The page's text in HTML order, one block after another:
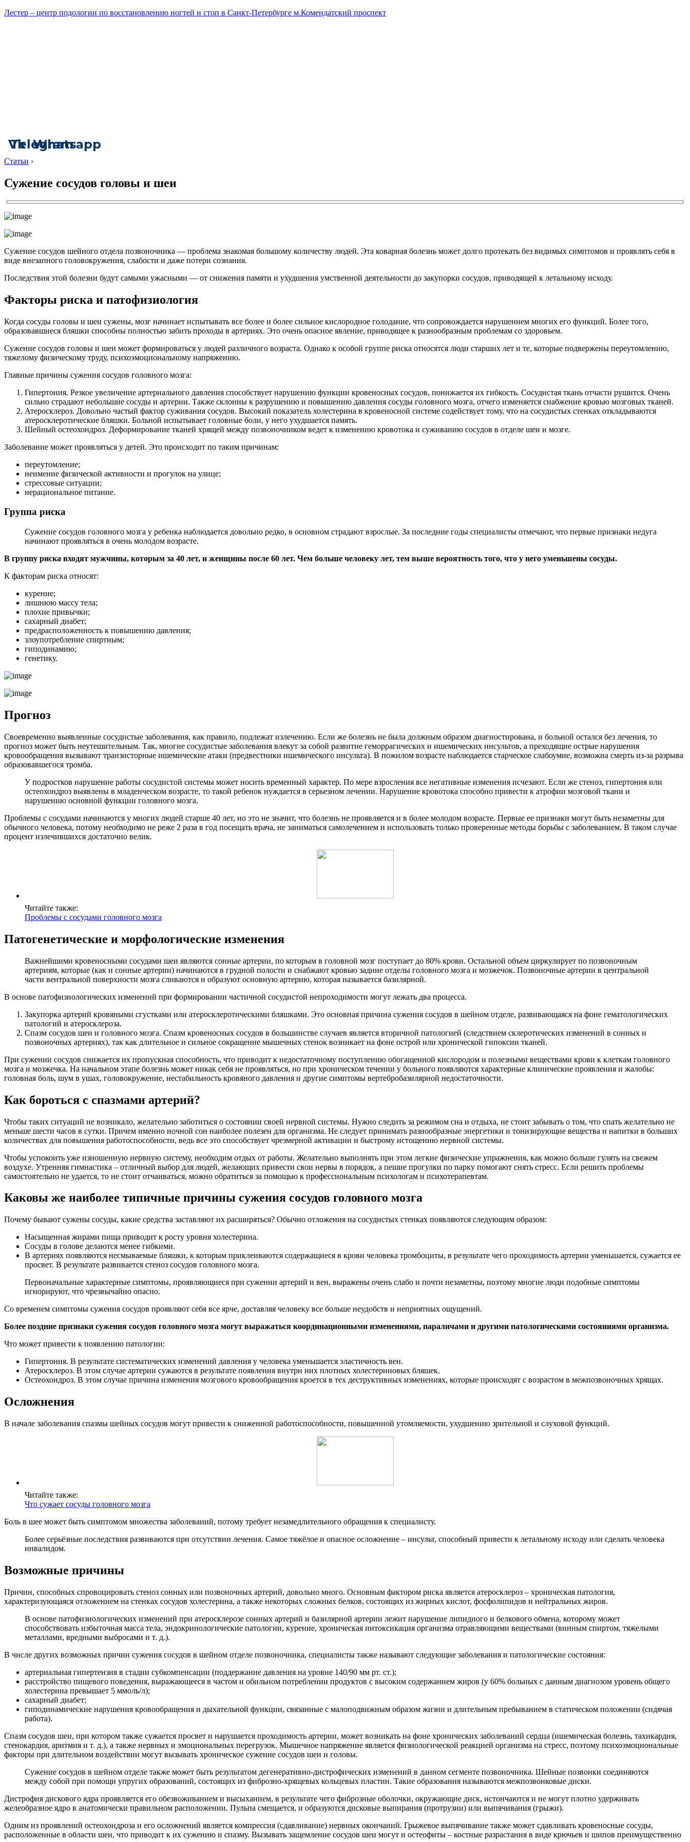
Лестер – центр подологии по восстановлению ногтей и стоп в Санкт-Петербурге м.Комендатский проспект
Vk
Telegram
Whatsapp
Статьи ›
Сужение сосудов головы и шеи
Сужение сосудов шейного отдела позвоночника — проблема знакомая большому количеству людей. Эта коварная болезнь может долго протекать без видимых симптомов и проявлять себя в
виде внезапного головокружения, слабости и даже потери сознания.
Последствия этой болезни будут самыми ужасными — от снижения памяти и ухудшения умственной деятельности до закупорки сосудов, приводящей к летальному исходу.
Факторы риска и патофизиология
Когда сосуды головы и шеи сужены, мозг начинает испытывать все более и более сильное кислородное голодание, что сопровождается нарушением многих его функций. Более того,
образовавшиеся бляшки способны полностью забить проходы в артериях. Это очень опасное явление, приводящее к разнообразным проблемам со здоровьем.
Сужение сосудов головы и шеи может формироваться у людей различного возраста. Однако к особой группе риска относятся люди старших лет и те, которые подвержены переутомлению,
тяжелому физическому труду, психоэмоциональному напряжению.
Главные причины сужения сосудов головного мозга:
Гипертония. Резкое увеличение артериального давления способствует нарушению функции кровеносных сосудов, понижается их гибкость. Сосудистая ткань отчасти рушится. Очень
сильно страдают небольшие сосуды и артерии. Также склонны к разрушению и повышению давления сосуды головного мозга, отчего изменяется снабжение кровью мозговых тканей.
Атеросклероз. Довольно частый фактор суживания сосудов. Высокий показатель холестерина в кровеносной системе содействует тому, что на сосудистых стенках откладываются
атеросклеротические бляшки. Больной испытывает головные боли, у него ухудшается память.
Шейный остеохондроз. Деформирование тканей хрящей между позвоночником ведет к изменению кровотока и суживанию сосудов в отделе шеи и мозге.
Заболевание может проявляться у детей. Это происходит по таким причинам:
переутомление;
неимение физической активности и прогулок на улице;
стрессовые ситуации;
нерациональное питание.
Группа риска
Сужение сосудов головного мозга у ребенка наблюдается довольно редко, в основном страдают взрослые. За последние годы специалисты отмечают, что первые признаки недуга
начинают проявляться в очень молодом возрасте.
В группу риска входят мужчины, которым за 40 лет, и женщины после 60 лет. Чем больше человеку лет, тем выше вероятность того, что у него уменьшены сосуды.
К факторам риска относят:
курение;
лишнюю массу тела;
плохие привычки;
сахарный диабет;
предрасположенность к повышению давления;
злоупотребление спиртным;
гиподинамию;
генетику.
Прогноз
Своевременно выявленные сосудистые заболевания, как правило, подлежат излечению. Если же болезнь не была должным образом диагностирована, и больной остался без лечения, то
прогноз может быть неутешительным. Так, многие сосудистые заболевания влекут за собой развитие геморрагических и ишемических инсультов, а преходящие острые нарушения
кровообращения вызывают транзисторные ишемические атаки (предвестники ишемического инсульта). В пожилом возрасте наблюдается старческое слабоумие, возможна смерть из-за разрыва
образовавшегося тромба.
У подростков нарушение работы сосудистой системы может носить временный характер. По мере взросления все негативные изменения исчезают. Если же стеноз, гипертония или
остеохондроз выявлены в младенческом возрасте, то такой ребенок нуждается в серьезном лечении. Нарушение кровотока способно привести к атрофии мозговой ткани и
нарушению основной функции головного мозга.
Проблемы с сосудами начинаются у многих людей старше 40 лет, но это не значит, что болезнь не проявляется и в более молодом возрасте. Первые ее признаки могут быть незаметны для
обычного человека, потому необходимо не реже 2 раза в год посещать врача, не заниматься самолечением и использовать только проверенные методы борьбы с заболеванием. В таком случае
процент излечившихся достаточно велик.
Читайте также:
Проблемы с сосудами головного мозга
Патогенетические и морфологические изменения
Важнейшими кровеносными сосудами шеи являются сонные артерии, по которым в головной мозг поступает до 80% крови. Остальной объем циркулирует по позвоночным
артериям, которые (как и сонные артерии) начинаются в грудной полости и снабжают кровью задние отделы головного мозга и мозжечок. Позвоночные артерии в центральной
части вентральной поверхности мозга сливаются и образуют основную артерию, которая называется базилярной.
В основе патофизиологических изменений при формировании частичной сосудистой непроходимости могут лежать два процесса.
Закупорка артерий кровяными сгустками или атеросклеротическими бляшками. Это основная причина сужения сосудов в шейном отделе, развивающаяся на фоне гематологических
патологий и атеросклероза.
Спазм сосудов шеи и головного мозга. Спазм кровеносных сосудов в большинстве случаев является вторичной патологией (следствием склеротических изменений в сонных и
позвоночных артериях), так как длительное и сильное сокращение мышечных стенок возникает на фоне острой или хронической гипоксии тканей.
При сужении сосудов снижается их пропускная способность, что приводит к недостаточному поступлению обогащенной кислородом и полезными веществами крови к клеткам головного
мозга и мозжечка. На начальном этапе болезнь может никак себя не проявляться, но при хроническом течении у больного появляются характерные клинические проявления и жалобы:
головная боль, шум в ушах, головокружение, нестабильность кровяного давления и другие симптомы вертебробазилярной недостаточности.
Как бороться с спазмами артерий?
Чтобы таких ситуаций не возникало, желательно заботиться о состоянии своей нервной системы. Нужно следить за режимом сна и отдыха, не стоит забывать о том, что спать желательно не
меньше шести часов в сутки. Причем именно ночной сон наиболее полезен для организма. Не следует принимать разнообразные энергетики и тонизирующие вещества и напитки в больших
количествах для повышения работоспособности, ведь все это способствует чрезмерной активации и быстрому истощению нервной системы.
Чтобы успокоить уже изношенную нервную систему, необходим отдых от работы. Желательно выполнять при этом легкие физические упражнения, как можно больше гулять на свежем
воздухе. Утренняя гимнастика – отличный выбор для людей, желающих привести свои нервы в порядок, а пешие прогулки по парку помогают снять стресс. Если решить проблемы
самостоятельно не удается, то не стоит отчаиваться, можно обратиться за помощью к профессиональным психологам и психотерапевтам.
Каковы же наиболее типичные причины сужения сосудов головного мозга
Почему бывают сужены сосуды, какие средства заставляют их расширяться? Обычно отложения на сосудистых стенках появляются следующим образом:
Насыщенная жирами пища приводит к росту уровня холестерина.
Сосуды в голове делаются менее гибкими.
В артериях появляются несмываемые бляшки, к которым приклеиваются содержащиеся в крови человека тромбоциты, в результате чего проходимость артерии уменьшается, сужается ее
просвет. В результате развивается стеноз сосудов головного мозга.
Первоначальные характерные симптомы, проявляющиеся при сужении артерий и вен, выражены очень слабо и почти незаметны, поэтому многие люди подобные симптомы
игнорируют, что чрезвычайно опасно.
Со временем симптомы сужения сосудов проявляют себя все ярче, доставляя человеку все больше неудобств и неприятных ощущений.
Более поздние признаки сужения сосудов головного мозга могут выражаться координационными изменениями, параличами и другими патологическими состояниями организма.
Что может привести к появлению патологии:
Гипертония. В результате систематических изменений давления у человека уменьшается эластичность вен.
Атеросклероз. В этом случае артерии сужаются в результате появления внутри них плотных холестериновых бляшек.
Остеохондроз. В этом случае причина изменения мозгового кровообращения кроется в тех деструктивных изменениях, которые происходят с возрастом в межпозвоночных хрящах.
Осложнения
В начале заболевания спазмы шейных сосудов могут привести к сниженной работоспособности, повышенной утомляемости, ухудшению зрительной и слуховой функций.
Читайте также:
Что сужает сосуды головного мозга
Боль в шее может быть симптомом множества заболеваний, потому требует незамедлительного обращения к специалисту.
Более серьёзные последствия развиваются при отсутствии лечения. Самое тяжёлое и опасное осложнение – инсульт, способный привести к летальному исходу или сделать человека
инвалидом.
Возможные причины
Причин, способных спровоцировать стеноз сонных или позвоночных артерий, довольно много. Основным фактором риска является атеросклероз – хроническая патология,
характеризующаяся отложением на стенках сосудов холестерина, а также некоторых сложных белков, состоящих из жирных кислот, фосфолипидов и нейтральных жиров.
В основе патофизиологических изменений при атеросклерозе сонных артерий и базилярной артерии лежит нарушение липидного и белкового обмена, которому может
способствовать избыточная масса тела, эндокринологические патологии, курение, хроническая интоксикация организма отравляющими веществами (винным спиртом, тяжелыми
металлами, вредными выбросами и т. д.).
В числе других возможных причин сужения сосудов в шейном отделе позвоночника, специалисты также называют следующие заболевания и патологические состояния:
артериальная гипертензия в стадии субкомпенсации (поддержание давления на уровне 140/90 мм рт. ст.);
расстройство пищевого поведения, выражающееся в частом и обильном потреблении продуктов с высоким содержанием жиров (у 60% больных с данным диагнозом уровень общего
холестерина превышает 5 ммоль/л);
сахарный диабет;
гиподинамические нарушения кровообращения и дыхательной функции, связанные с малоподвижным образом жизни и длительным пребыванием в статическом положении (сидячая
работа).
Спазм сосудов шеи, при котором также сужается просвет и нарушается проходимость артерии, может возникать на фоне хронических заболеваний сердца (ишемическая болезнь, тахикардия,
стенокардия, аритмия и т. д.), а также нервных и эмоциональных перегрузок. Мышечное напряжение является физиологической реакцией организма на стресс, поэтому психоэмоциональные
факторы при длительном воздействии могут вызывать хроническое сужение сосудов шеи и головы.
Сужение сосудов в шейном отделе также может быть результатом дегенеративно-дистрофических изменений в данном сегменте позвоночника. Шейные позвонки соединяются
между собой при помощи упругих образований, состоящих из фиброзно-хрящевых кольцевых пластин. Такие образования называются межпозвонковые диски.
Дистрофия дискового ядра проявляется его обезвоживанием и высыханием, в результате чего фиброзные оболочки, окружающие диск, истончаются и не могут плотно удерживать
желеобразное ядро в анатомически правильном расположении. Пульпа смещается, и образуются дисковые выпирания (протрузии) или выпячивания (грыжи).
Одним из проявлений остеохондроза и его осложнений является компрессия (сдавливание) нервных окончаний. Грыжевое выпячивание также может сдавливать кровеносные сосуды,
расположенные в области шеи, что приводит к их сужению и спазму. Вызывать защемление сосудов шеи могут и остеофиты – костные разрастания в виде крючьев и шипов преимущественно